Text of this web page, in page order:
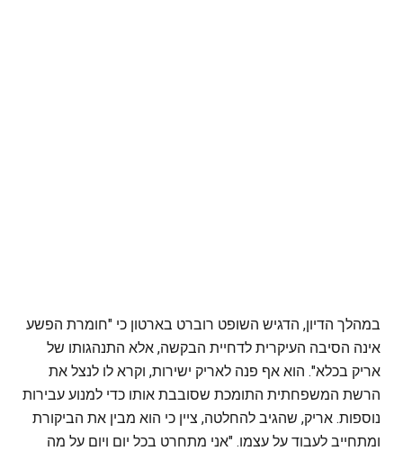
במהלך הדיון, הדגיש השופט רוברט בארטון כי "חומרת הפשע
אינה הסיבה העיקרית לדחיית הבקשה, אלא התנהגותו של
אריק בכלא". הוא אף פנה לאריק ישירות, וקרא לו לנצל את
הרשת המשפחתית התומכת שסובבת אותו כדי למנוע עבירות
נוספות. אריק, שהגיב להחלטה, ציין כי הוא מבין את הביקורת
ומתחייב לעבוד על עצמו. "אני מתחרט בכל יום ויום על מה